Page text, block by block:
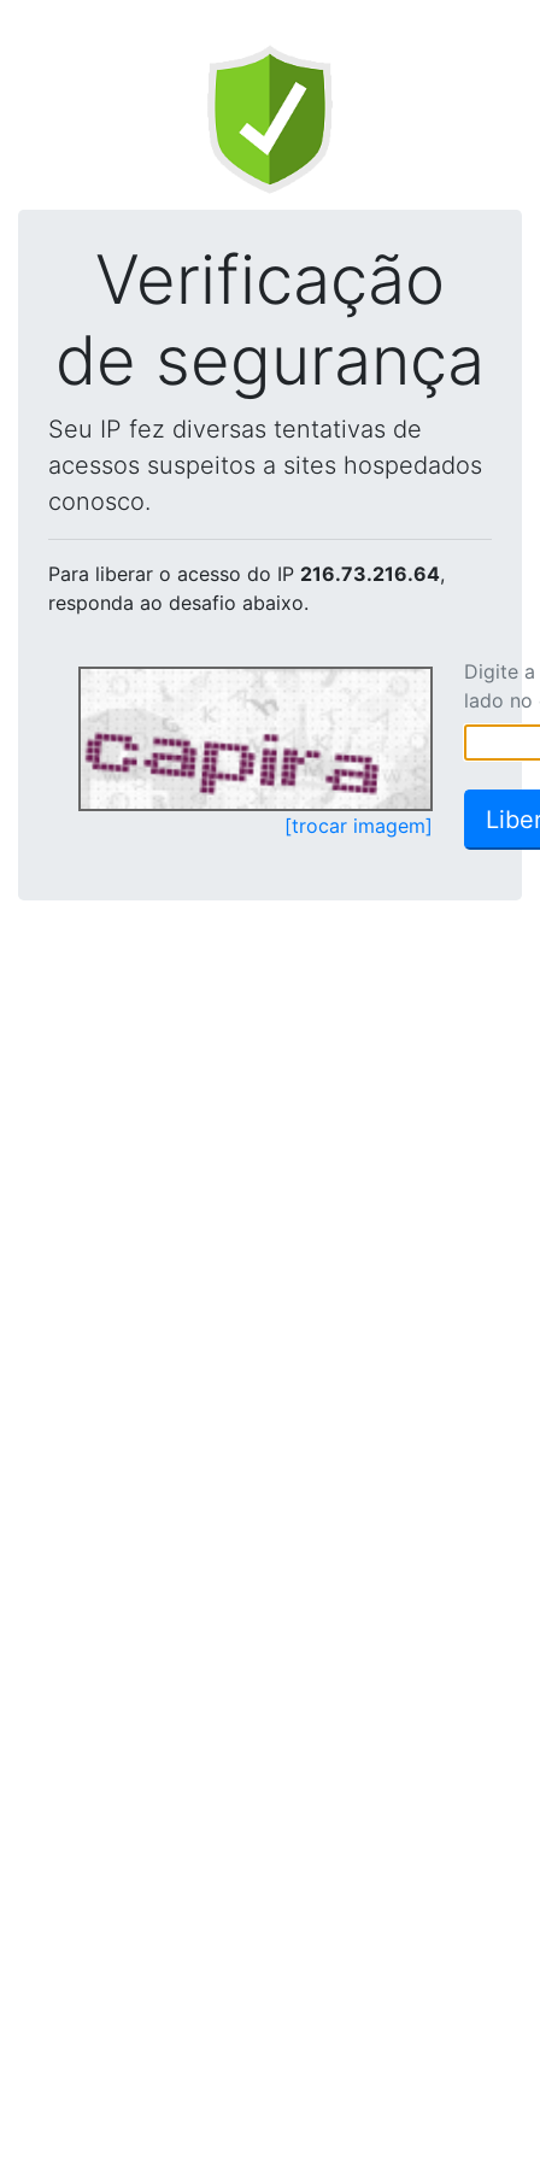
Verificação
de segurança
Seu IP fez diversas tentativas de
acessos suspeitos a sites hospedados
conosco.
Para liberar o acesso do IP 216.73.216.64,
responda ao desafio abaixo.
[trocar imagem]
Digite
lado no